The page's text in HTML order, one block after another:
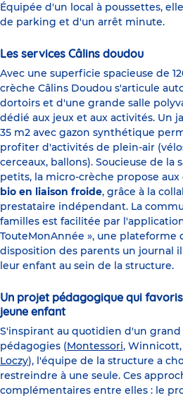
Équipée d'un local à poussettes,
de parking et d'un arrêt minute.
Les services Câlins doudou
Avec une superficie spacieuse de
crèche Câlins Doudou s'articule
dortoirs et d'une grande salle
dédié aux jeux et aux activités. Un
35 m2 avec gazon synthétique
profiter d'activités de plein-air
cerceaux, ballons). Soucieuse de la
petits, la micro-crèche propose aux
bio en liaison froide, grâce à la
prestataire indépendant. La
familles est facilitée par
TouteMonAnnée », une plateforme
disposition des parents un journal
leur enfant au sein de la structure.
Un projet pédagogique qui
jeune enfant
S'inspirant au quotidien d'un
pédagogies (Montessori,
Loczy), l'équipe de la structure a
restreindre à une seule. Ces
complémentaires entre elles : le